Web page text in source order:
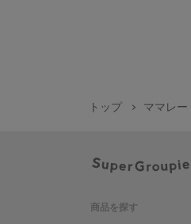
トップ ママレー
商品を探す